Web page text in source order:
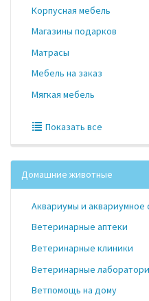
Корпусная мебель
Магазины подарков
Матрасы
Мебель на заказ
Мягкая мебель
Показать все
Домашние животные
Аквариумы и аквариумное
Ветеринарные аптеки
Ветеринарные клиники
Ветеринарные
Ветпомощь на дому